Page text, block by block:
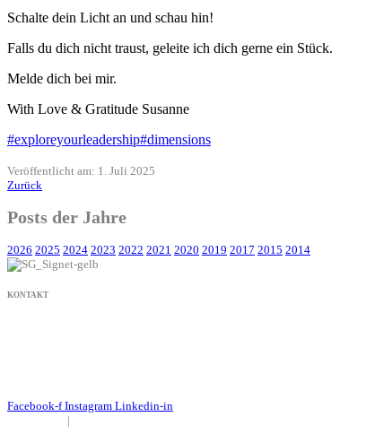
Schalte dein Licht an und schau hin!
Falls du dich nicht traust, geleite ich dich gerne ein Stück.
Melde dich bei mir.
With Love & Gratitude Susanne
#exploreyourleadership#dimensions
Veröffentlicht am: 1. Juli 2025
Zurück
Posts der Jahre
2026 2025 2024 2023 2022 2021 2020 2019 2017 2015 2014
KONTAKT
Facebook-f Instagram Linkedin-in
|